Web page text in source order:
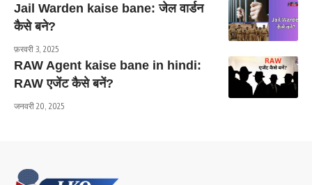
Jail Warden kaise bane: जेल वार्डन
कैसे बने?
फ़रवरी 3, 2025
RAW Agent kaise bane in hindi:
RAW एजेंट कैसे बनें?
जनवरी 20, 2025